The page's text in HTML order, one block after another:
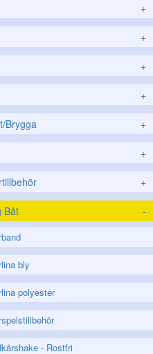
+
+
+
+
Brygga +
+
+
Båt -
bly
polyester
- Rostfri